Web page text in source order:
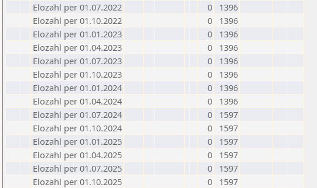
Elozahl per 01.07.2022
0
1396
Elozahl per 01.10.2022
0
1396
Elozahl per 01.01.2023
0
1396
Elozahl per 01.04.2023
0
1396
Elozahl per 01.07.2023
0
1396
Elozahl per 01.10.2023
0
1396
Elozahl per 01.01.2024
0
1396
Elozahl per 01.04.2024
0
1396
Elozahl per 01.07.2024
0
1597
Elozahl per 01.10.2024
0
1597
Elozahl per 01.01.2025
0
1597
Elozahl per 01.04.2025
0
1597
Elozahl per 01.07.2025
0
1597
Elozahl per 01.10.2025
0
1597